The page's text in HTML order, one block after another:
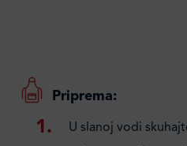
Priprema:
U slanoj vodi